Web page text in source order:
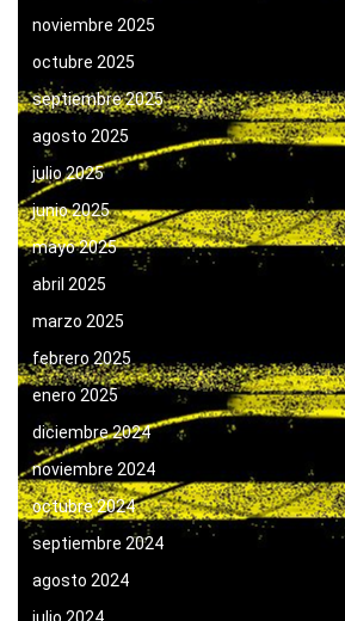
noviembre 2025
octubre 2025
septiembre 2025
agosto 2025
julio 2025
junio 2025
mayo 2025
abril 2025
marzo 2025
febrero 2025
enero 2025
diciembre 2024
noviembre 2024
octubre 2024
septiembre 2024
agosto 2024